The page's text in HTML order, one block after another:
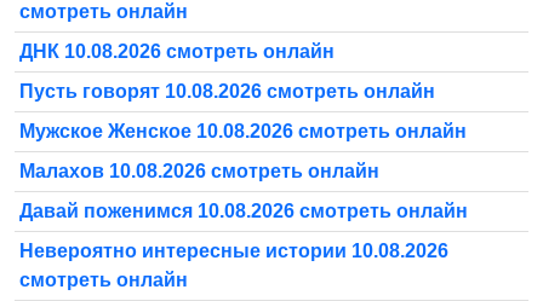
смотреть онлайн
ДНК 10.08.2026 смотреть онлайн
Пусть говорят 10.08.2026 смотреть онлайн
Мужское Женское 10.08.2026 смотреть онлайн
Малахов 10.08.2026 смотреть онлайн
Давай поженимся 10.08.2026 смотреть онлайн
Невероятно интересные истории 10.08.2026
смотреть онлайн